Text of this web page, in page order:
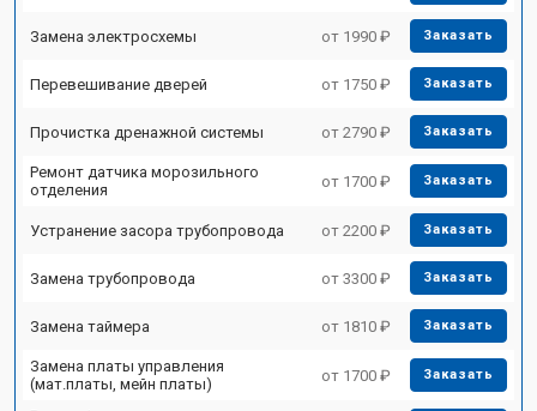
Замена электросхемы от 1990 ₽ Заказать
Перевешивание дверей от 1750 ₽ Заказать
Прочистка дренажной системы от 2790 ₽ Заказать
Ремонт датчика морозильного
отделения
от 1700 ₽ Заказать
Устранение засора трубопровода от 2200 ₽ Заказать
Замена трубопровода от 3300 ₽ Заказать
Замена таймера от 1810 ₽ Заказать
Замена платы управления
(мат.платы, мейн платы)
от 1700 ₽ Заказать